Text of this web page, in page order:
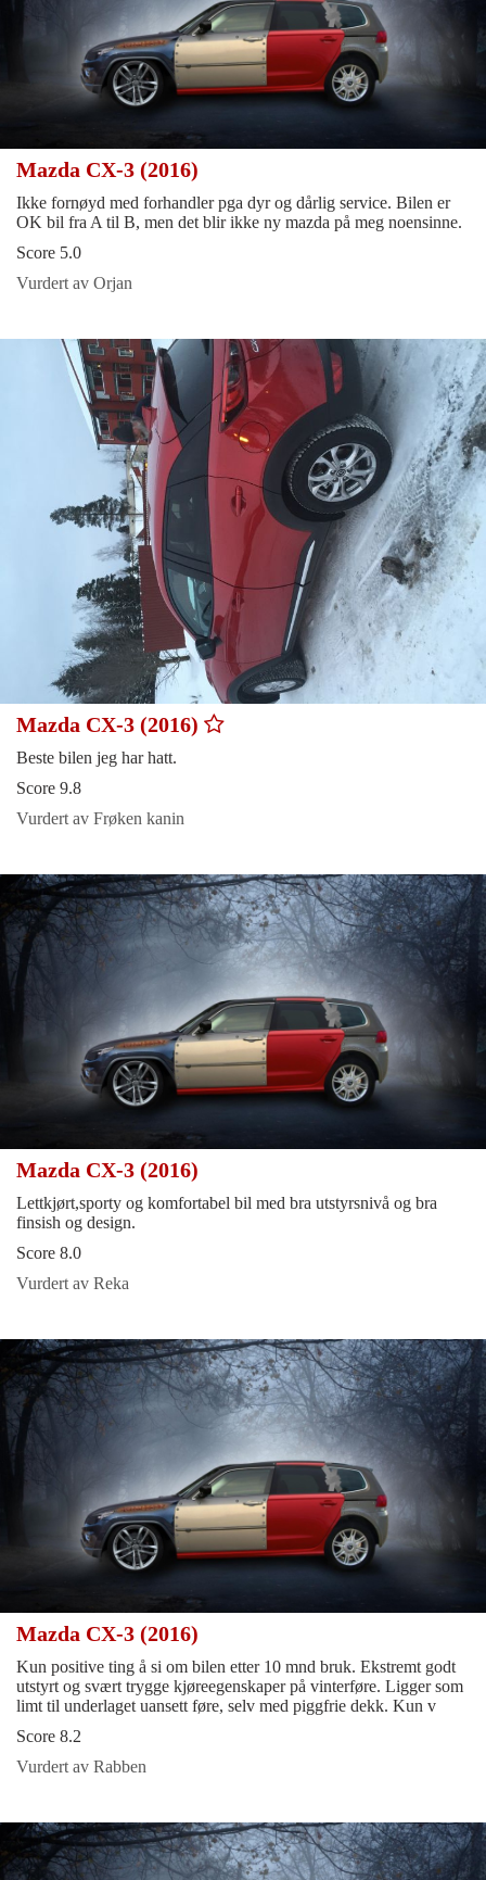
Mazda CX-3 (2016)
Ikke fornøyd med forhandler pga dyr og dårlig service. Bilen er
OK bil fra A til B, men det blir ikke ny mazda på meg noensinne.
Score 5.0
Vurdert av Orjan
Mazda CX-3 (2016)
Beste bilen jeg har hatt.
Score 9.8
Vurdert av Frøken kanin
Mazda CX-3 (2016)
Lettkjørt,sporty og komfortabel bil med bra utstyrsnivå og bra
finsish og design.
Score 8.0
Vurdert av Reka
Mazda CX-3 (2016)
Kun positive ting å si om bilen etter 10 mnd bruk. Ekstremt godt
utstyrt og svært trygge kjøreegenskaper på vinterføre. Ligger som
limt til underlaget uansett føre, selv med piggfrie dekk. Kun v
Score 8.2
Vurdert av Rabben